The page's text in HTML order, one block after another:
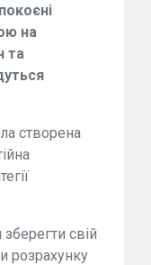
на
та
створена
свій
розрахунку